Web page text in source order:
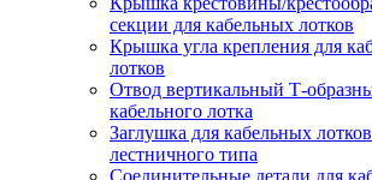
секции для кабельных лотков
Крышка угла крепления для
лотков
Отвод вертикальный Т-
кабельного лотка
Заглушка для кабельных лотков
лестничного типа
Соединительные детали для